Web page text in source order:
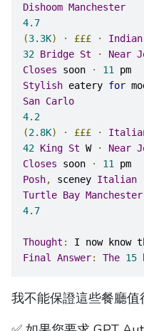
Dishoom Manchester
4.7
(3.3K) · £££ ·
Indian
32 Bridge St · Near
Closes soon ⋅ 11
pm
Stylish eatery for
San Carlo
4.2
(2.8K) · £££ ·
42 King St W · Near
Closes soon ⋅ 11
pm
Posh, sceney Italian
Turtle Bay Manchester
4.7
Thought : I now know
Final
Answer: The 15
我不能保證這些餐廳值